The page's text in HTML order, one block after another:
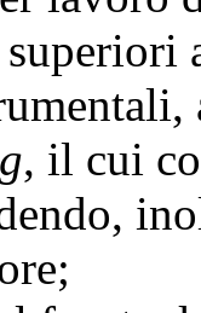
, il cui